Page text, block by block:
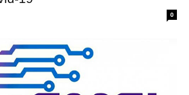
0